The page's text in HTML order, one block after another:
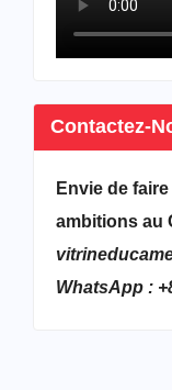
Contactez-
Envie de
ambitions au
WhatsApp :